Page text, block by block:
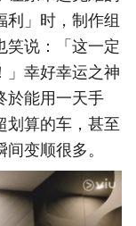
利」时，制作组
笑说：「这一定
」幸好幸运之神
於能用一天手
划算的车，甚至
变顺很多。